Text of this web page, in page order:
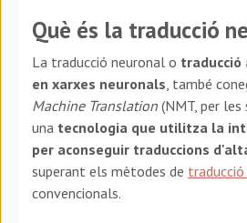
Què és la traducció
La traducció neuronal o traducció
en xarxes neuronals , també
Machine Translation (NMT, per les
una tecnologia que utilitza la
per aconseguir traduccions
superant els mètodes de
convencionals.